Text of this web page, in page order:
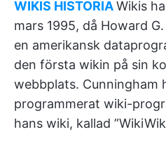
WIKIS HISTORIAWikis
mars 1995, då Howard
en amerikansk
den första wikin på sin
webbplats. Cunningham
programmerat wiki-
hans wiki, kallad